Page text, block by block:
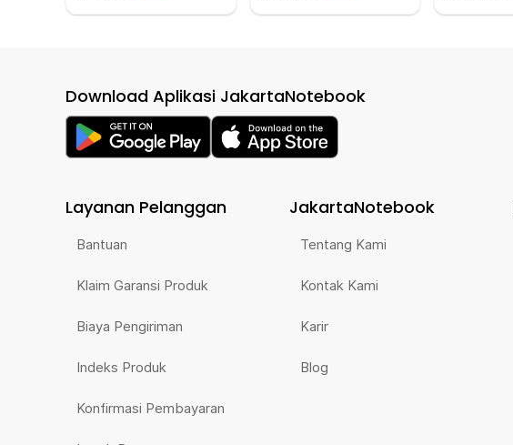
Download Aplikasi JakartaNotebook
Layanan Pelanggan
Bantuan
Klaim Garansi Produk
Biaya Pengiriman
Indeks Produk
Konfirmasi Pembayaran
JakartaNotebook
Tentang Kami
Kontak Kami
Karir
Blog